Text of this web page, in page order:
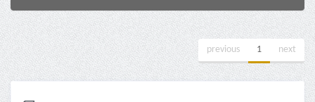
previous 1 next